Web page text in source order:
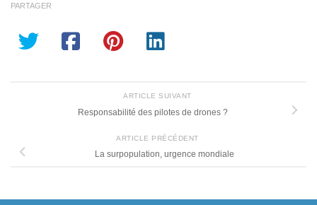
PARTAGER
ARTICLE SUIVANT
Responsabilité des pilotes de drones ?
ARTICLE PRÉCÉDENT
La surpopulation, urgence mondiale